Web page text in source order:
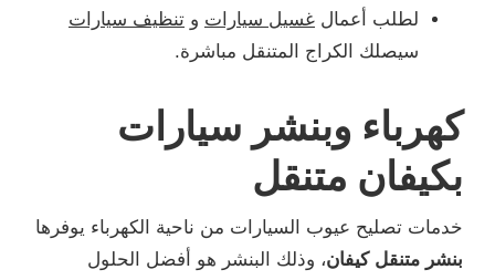
لطلب أعمال غسيل سيارات و تنظيف سيارات
سيصلك الكراج المتنقل مباشرة.
كهرباء وبنشر سيارات
بكيفان متنقل
خدمات تصليح عيوب السيارات من ناحية الكهرباء يوفرها
بنشر متنقل كيفان، وذلك البنشر هو أفضل الحلول